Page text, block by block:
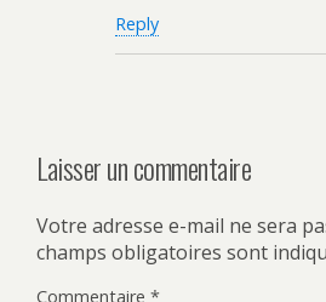
Reply
Laisser un commentaire
Votre adresse e-mail ne sera
champs obligatoires sont
Commentaire *